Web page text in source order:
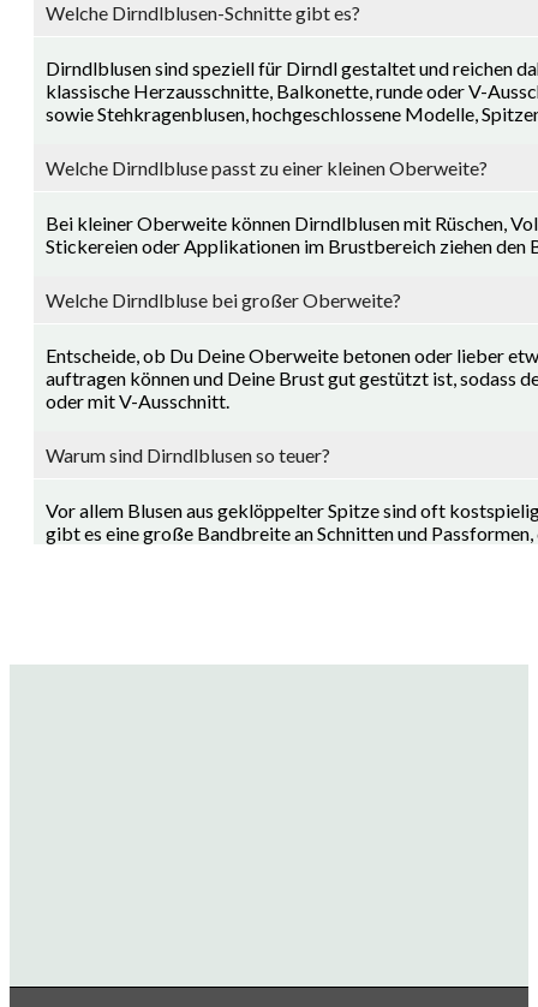
Welche Dirndlblusen-Schnitte gibt es?
Dirndlblusen sind speziell für Dirndl gestaltet und reichen
klassische Herzausschnitte, Balkonette, runde oder V-
sowie Stehkragenblusen, hochgeschlossene Modelle,
Welche Dirndlbluse passt zu einer kleinen Oberweite?
Bei kleiner Oberweite können Dirndlblusen mit Rüschen,
Stickereien oder Applikationen im Brustbereich ziehen
Welche Dirndlbluse bei großer Oberweite?
Entscheide, ob Du Deine Oberweite betonen oder lieber
auftragen können und Deine Brust gut gestützt ist, sodass
oder mit V-Ausschnitt.
Warum sind Dirndlblusen so teuer?
Vor allem Blusen aus geklöppelter Spitze sind oft
gibt es eine große Bandbreite an Schnitten und